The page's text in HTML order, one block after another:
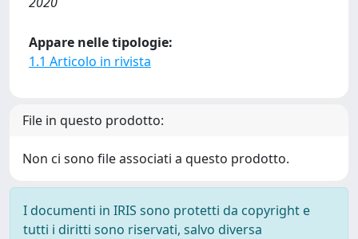
Appare nelle tipologie:
1.1 Articolo in rivista
File in questo prodotto:
Non ci sono file associati a questo prodotto.
I documenti in IRIS sono protetti da copyright e
tutti i diritti sono riservati, salvo diversa